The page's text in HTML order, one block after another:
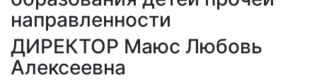
направленности
ДИРЕКТОР Маюс Любовь
Алексеевна